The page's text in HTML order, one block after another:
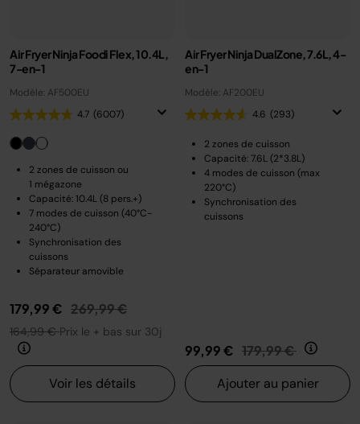
Air Fryer Ninja Foodi Flex, 10.4L,
7-en-1
Modèle: AF500EU
4.7 (6007)
2 zones de cuisson ou
1 mégazone
Capacité: 10.4L (8 pers.+)
7 modes de cuisson (40°C-
240°C)
Synchronisation des
cuissons
Séparateur amovible
179,99 € Prix réduit de
269,99 €au
164,99 €Prix le + bas sur 30j
Voir les détails
Air Fryer Ninja DualZone, 7.6L, 4-
en-1
Modèle: AF200EU
4.6 (293)
2 zones de cuisson
Capacité: 7.6L (2*3.8L)
4 modes de cuisson (max
220°C)
Synchronisation des
cuissons
99,99 € Prix réduit de
179,99 € au
Ajouter au panier